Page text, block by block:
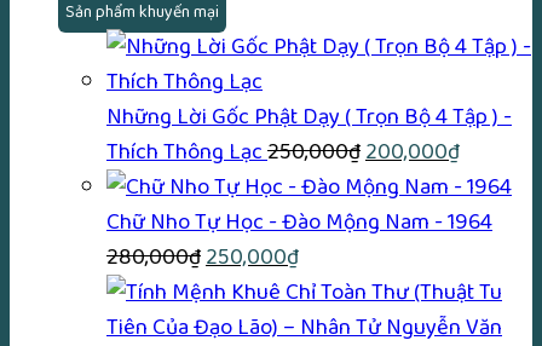
Sản phẩm khuyến mại
Những Lời Gốc Phật Dạy ( Trọn Bộ 4 Tập ) -
Thích Thông Lạc250,000₫Giá
gốc
là:
200,000₫Giá
hiện
tại
Chữ Nho Tự Học - Đào Mộng Nam - 1964
280,000₫Giá
gốc
là:
250,000₫Giá
hiện
tại